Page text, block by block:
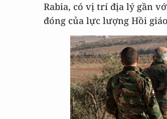
Rabia, có vị trí địa lý gần
đóng của lực lượng Hồi